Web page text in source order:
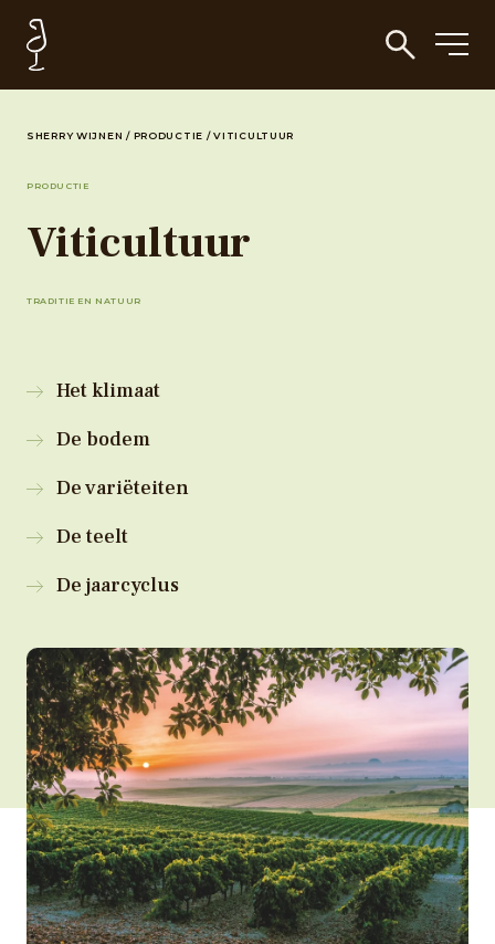
SHERRY WIJNEN / PRODUCTIE /VITICULTUUR
PRODUCTIE
Viticultuur
TRADITIE EN NATUUR
Het klimaat
De bodem
De variëteiten
De teelt
De jaarcyclus